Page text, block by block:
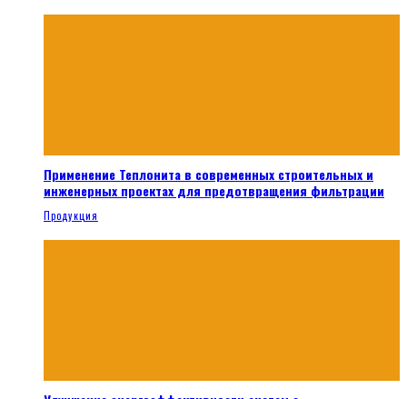
Применение Теплонита в современных строительных и
инженерных проектах для предотвращения фильтрации
Продукция